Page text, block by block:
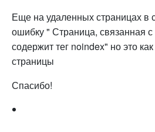
Еще на удаленных страницах в
ошибку " Страница, связанная
содержит тег noindex" но это
страницы
Спасибо!